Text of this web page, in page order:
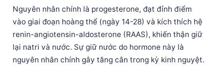
Nguyên nhân chính là progesterone, đạt đỉnh điểm
vào giai đoạn hoàng thể (ngày 14-28) và kích thích hệ
renin-angiotensin-aldosterone (RAAS), khiến thận giữ
lại natri và nước. Sự giữ nước do hormone này là
nguyên nhân chính gây tăng cân trong kỳ kinh nguyệt.
తెలుగు
தமிழ்
ગુજરાતી